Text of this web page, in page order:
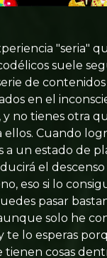
"seria"
suele
de
en el
y no tienes otra
Cuando
a un estado de
el descenso
eso si lo
pasar
solo he
te lo esperas
tienen cosas